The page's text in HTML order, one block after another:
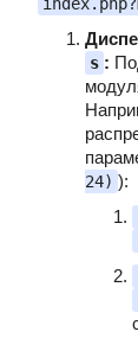
s :
24) ):